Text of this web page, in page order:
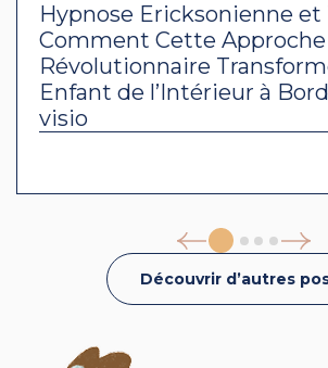
Sophrologie Caycedienne
Comment Cette Méthode
le Quotidien de Votre
Bordeaux et en visio
Découvrir d’autres